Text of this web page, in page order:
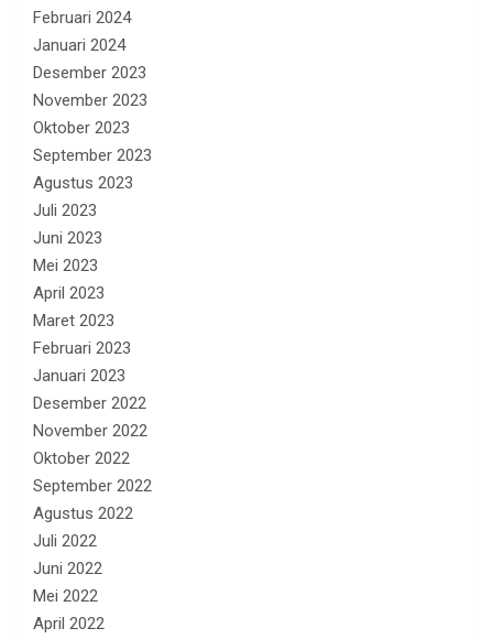
Februari 2024
Januari 2024
Desember 2023
November 2023
Oktober 2023
September 2023
Agustus 2023
Juli 2023
Juni 2023
Mei 2023
April 2023
Maret 2023
Februari 2023
Januari 2023
Desember 2022
November 2022
Oktober 2022
September 2022
Agustus 2022
Juli 2022
Juni 2022
Mei 2022
April 2022